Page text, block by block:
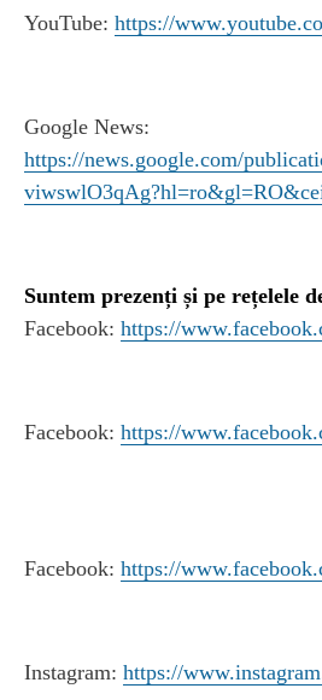
YouTube: https://
Google News:
https://news.google.com/
Suntem prezenți și pe rețelele
Facebook: https://
Facebook: https://
Facebook: https://
Instagram: https://